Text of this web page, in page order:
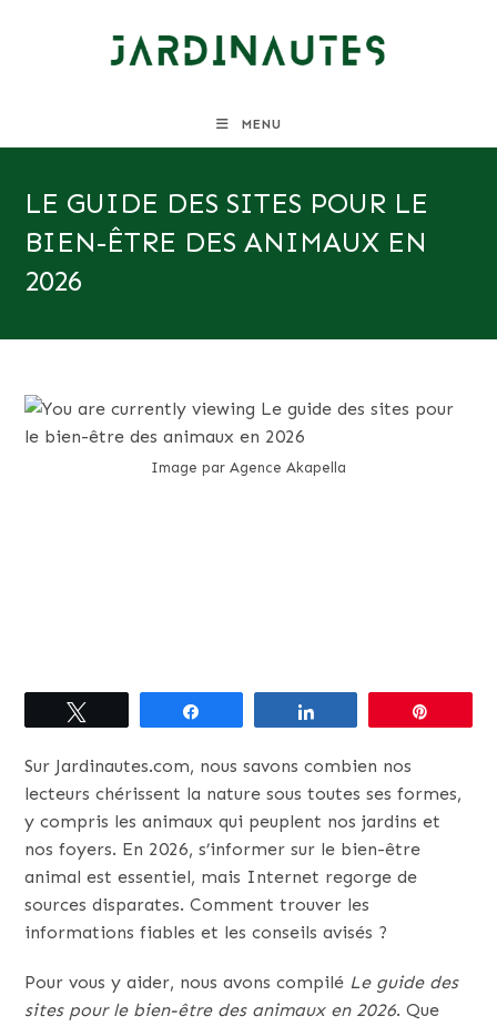
MENU
LE GUIDE DES SITES POUR LE
BIEN-ÊTRE DES ANIMAUX EN
2026
Image par Agence Akapella
Sur Jardinautes.com, nous savons combien nos
lecteurs chérissent la nature sous toutes ses formes,
y compris les animaux qui peuplent nos jardins et
nos foyers. En 2026, s’informer sur le bien-être
animal est essentiel, mais Internet regorge de
sources disparates. Comment trouver les
informations fiables et les conseils avisés ?
Pour vous y aider, nous avons compilé Le guide des
sites pour le bien-être des animaux en 2026. Que